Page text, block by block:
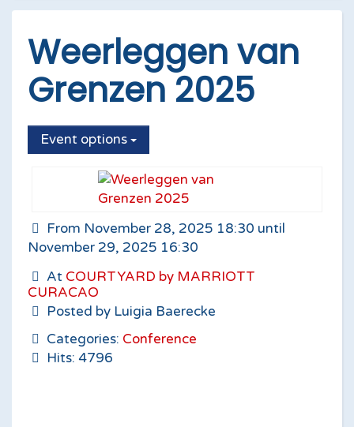
Weerleggen van
Grenzen 2025
Event options
From November 28, 2025 18:30 until
November 29, 2025 16:30
At COURTYARD by MARRIOTT
CURACAO
Posted by Luigia Baerecke
Categories: Conference
Hits: 4796